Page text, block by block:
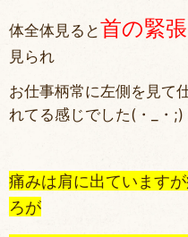
体全体見ると首の緊張
見られ
お仕事柄常に左側を見て
れてる感じでした(・_・;)
痛みは肩に出ています
ろが